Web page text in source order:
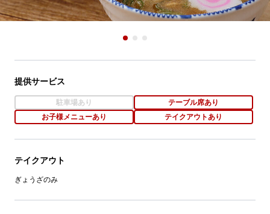
提供サービス
駐車場あり
テーブル席あり
お子様メニューあり
テイクアウトあり
テイクアウト
ぎょうざのみ